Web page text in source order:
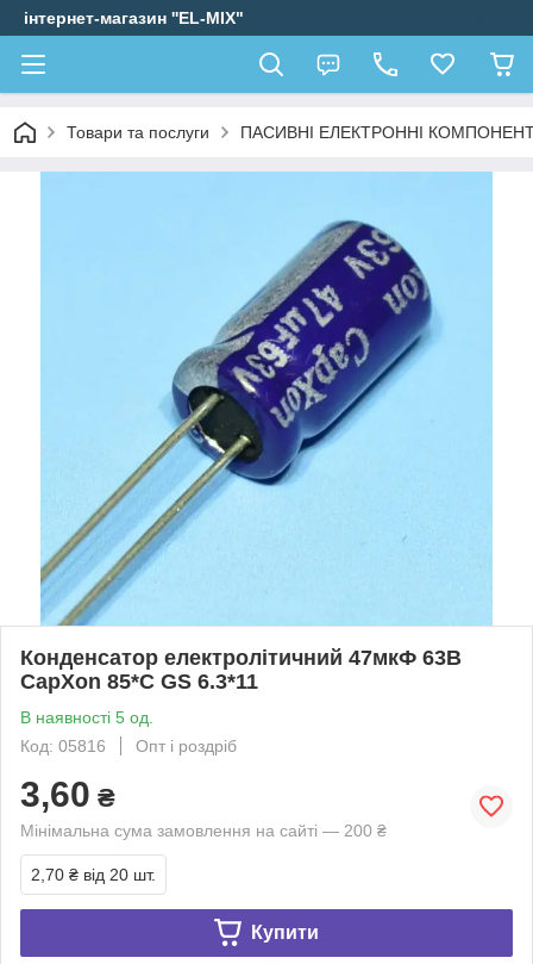
інтернет-магазин ''EL-MIX"
Товари та послуги ПАСИВНІ ЕЛЕКТРОННІ
Конденсатор електролітичний 47мкФ 63В
CapXon 85*C GS 6.3*11
В наявності 5 од.
Код: 05816
Опт і роздріб
3,60 ₴
Мінімальна сума замовлення на сайті — 200 ₴
2,70 ₴ від 20 шт.
Купити